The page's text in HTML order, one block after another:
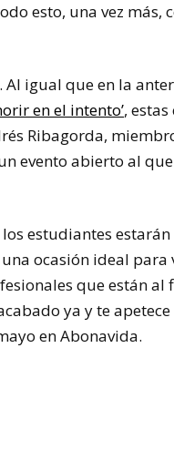
esto, una vez más,
Al igual que en la
en el intento’, estas
Ribagorda,
evento abierto al
estudiantes
ocasión ideal para
que están al
ya y te apetece
en Abonavida.